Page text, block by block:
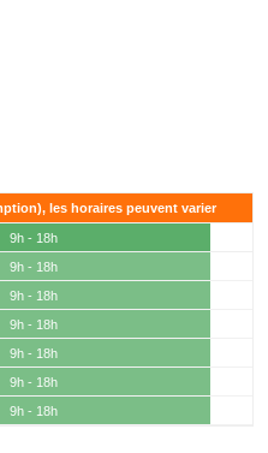
les horaires peuvent varier
9h - 18h
9h - 18h
9h - 18h
9h - 18h
9h - 18h
9h - 18h
9h - 18h